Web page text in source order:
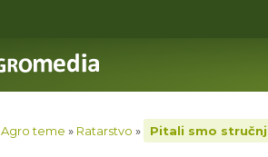
Agro teme » Ratarstvo » Pitali smo